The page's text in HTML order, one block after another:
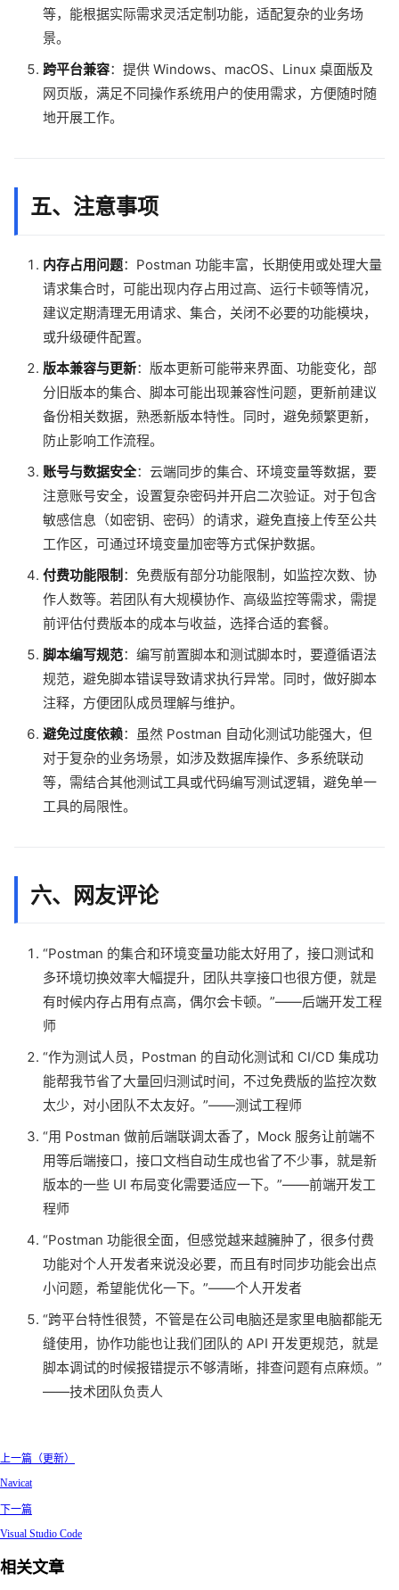
等，能根据实际需求灵活定制功能，适配复杂的业务场
景。
跨平台兼容：提供 Windows、macOS、Linux 桌面版及
网页版，满足不同操作系统用户的使用需求，方便随时随
地开展工作。
五、注意事项
内存占用问题：Postman 功能丰富，长期使用或处理大量
请求集合时，可能出现内存占用过高、运行卡顿等情况，
建议定期清理无用请求、集合，关闭不必要的功能模块，
或升级硬件配置。
版本兼容与更新：版本更新可能带来界面、功能变化，部
分旧版本的集合、脚本可能出现兼容性问题，更新前建议
备份相关数据，熟悉新版本特性。同时，避免频繁更新，
防止影响工作流程。
账号与数据安全：云端同步的集合、环境变量等数据，要
注意账号安全，设置复杂密码并开启二次验证。对于包含
敏感信息（如密钥、密码）的请求，避免直接上传至公共
工作区，可通过环境变量加密等方式保护数据。
付费功能限制 ：免费版有部分功能限制，如监控次数、协
作人数等。若团队有大规模协作、高级监控等需求，需提
前评估付费版本的成本与收益，选择合适的套餐。
脚本编写规范：编写前置脚本和测试脚本时，要遵循语法
规范，避免脚本错误导致请求执行异常。同时，做好脚本
注释，方便团队成员理解与维护。
避免过度依赖：虽然 Postman 自动化测试功能强大，但
对于复杂的业务场景，如涉及数据库操作、多系统联动
等，需结合其他测试工具或代码编写测试逻辑，避免单一
工具的局限性。
六、网友评论
“Postman 的集合和环境变量功能太好用了，接口测试和
多环境切换效率大幅提升，团队共享接口也很方便，就是
有时候内存占用有点高，偶尔会卡顿。”——后端开发工程
师
“作为测试人员，Postman 的自动化测试和 CI/CD 集成功
能帮我节省了大量回归测试时间，不过免费版的监控次数
太少，对小团队不太友好。”——测试工程师
“用 Postman 做前后端联调太香了，Mock 服务让前端不
用等后端接口，接口文档自动生成也省了不少事，就是新
版本的一些 UI 布局变化需要适应一下。”——前端开发工
程师
“Postman 功能很全面，但感觉越来越臃肿了，很多付费
功能对个人开发者来说没必要，而且有时同步功能会出点
小问题，希望能优化一下。”——个人开发者
“跨平台特性很赞，不管是在公司电脑还是家里电脑都能无
缝使用，协作功能也让我们团队的 API 开发更规范，就是
脚本调试的时候报错提示不够清晰，排查问题有点麻烦。”
——技术团队负责人
上一篇（更新）
Navicat
下一篇
Visual Studio Code
相关文章